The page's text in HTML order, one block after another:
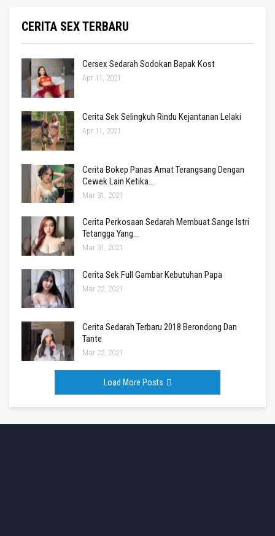
CERITA SEX TERBARU
Cersex Sedarah Sodokan Bapak Kost
Apr 11, 2021
Cerita Sek Selingkuh Rindu Kejantanan Lelaki
Apr 11, 2021
Cerita Bokep Panas Amat Terangsang Dengan
Cewek Lain Ketika…
Mar 31, 2021
Cerita Perkosaan Sedarah Membuat Sange Istri
Tetangga Yang…
Mar 31, 2021
Cerita Sek Full Gambar Kebutuhan Papa
Mar 22, 2021
Cerita Sedarah Terbaru 2018 Berondong Dan
Tante
Mar 22, 2021
Load More Posts